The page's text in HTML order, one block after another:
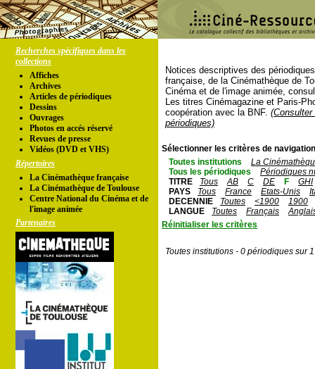
Recherches spécifiques dans les
collections
Affiches
Archives
Articles de périodiques
Dessins
Ouvrages
Photos en accés réservé
Revues de presse
Vidéos (DVD et VHS)
Répertoires
La Cinémathèque française
La Cinémathèque de Toulouse
Centre National du Cinéma et de
l'image animée
Partenaires
Notices descriptives des
française, de la Cinémathèque de
Cinéma et de l'image animée,
Les titres Cinémagazine et Paris-
coopération avec la BNF.
périodiques)
Sélectionner les critères de
Toutes institutions
La
Tous les périodiques
Périodiques
TITRE
Tous AB C DE F
GHI
PAYS
Tous France Etats-Unis
DECENNIE
Toutes <1900
1900
LANGUE
Toutes Français
Réinitialiser les critères
Toutes institutions - 0 périodiques sur